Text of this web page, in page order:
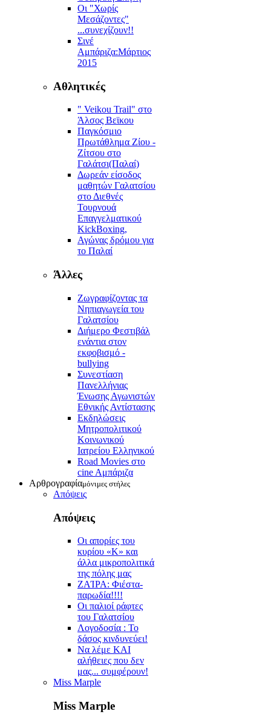
Οι "Χωρίς
Μεσάζοντες"
...συνεχίζουν!!
Σινέ
Αμπάριζα:Mάρτιος
2015
Αθλητικές
" Veikou Trail" στο
Άλσος Βεϊκου
Παγκόσμιο
Πρωτάθλημα Ζίου -
Ζίτσου στο
Γαλάτσι(Παλαί)
Δωρεάν είσοδος
μαθητών Γαλατσίου
στο Διεθνές
Τουρνουά
Επαγγελματικού
KickBoxing,
Αγώνας δρόμου για
το Παλαί
Άλλες
Ζωγραφίζοντας τα
Νηπιαγωγεία του
Γαλατσίου
Διήμερο Φεστιβάλ
ενάντια στον
εκφοβισμό -
bullying
Συνεστίαση
Πανελλήνιας
Ένωσης Αγωνιστών
Εθνικής Αντίστασης
Εκδηλώσεις
Μητροπολιτικού
Κοινωνικού
Ιατρείου Ελληνικού
Road Movies στο
cine Aμπάριζα
Αρθρογραφίαμόνιμες στήλες
Απόψεις
Απόψεις
Οι απορίες του
κυρίου «Κ» και
άλλα μικροπολιτικά
της πόλης μας
ZAΊΡΑ: Φιέστα-
παρωδία!!!!
Οι παλιοί ράφτες
του Γαλατσίου
Λογοδοσία : Το
δάσος κινδυνεύει!
Να λέμε ΚΑΙ
αλήθειες που δεν
μας... συμφέρουν!
Miss Marple
Miss Marple